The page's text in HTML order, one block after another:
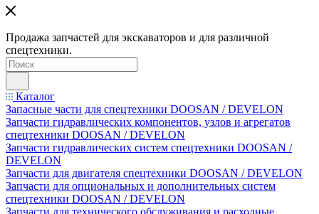
Продажа запчастей для экскаваторов и для различной
спецтехники.
Каталог
Запасные части для спецтехники DOOSAN / DEVELON
Запчасти гидравлических компонентов, узлов и агрегатов
спецтехники DOOSAN / DEVELON
Запчасти гидравлических систем спецтехники DOOSAN /
DEVELON
Запчасти для двигателя спецтехники DOOSAN / DEVELON
Запчасти для опциональных и дополнительных систем
спецтехники DOOSAN / DEVELON
Запчасти для технического обслуживания и расходные